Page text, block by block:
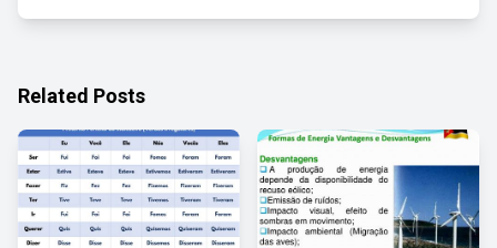
Related Posts